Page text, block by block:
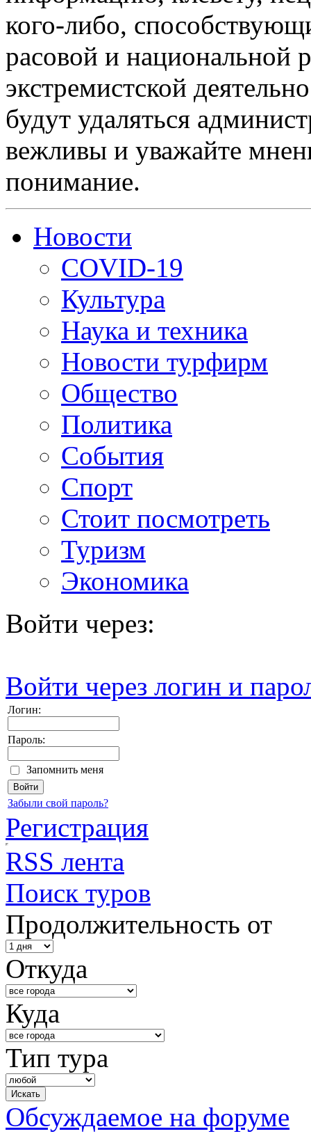
кого-либо,
расовой и национальной
экстремистской
будут удаляться
вежливы и уважайте
понимание.
Новости
COVID-19
Культура
Наука и техника
Новости турфирм
Общество
Политика
События
Спорт
Стоит посмотреть
Туризм
Экономика
Войти через:
Войти через логин и
Логин:
Пароль:
Запомнить меня
Забыли свой пароль?
Регистрация
RSS лента
Поиск туров
Продолжительность от
Откуда
Куда
Тип тура
Обсуждаемое на форуме